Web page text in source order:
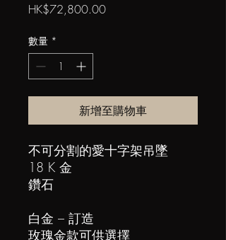
HK$72,800.00價
數量 *
新增至購物車
不可分割的愛十字架吊墜
18 K 金
鑽石
白金 – 訂造
玫瑰金款可供選擇